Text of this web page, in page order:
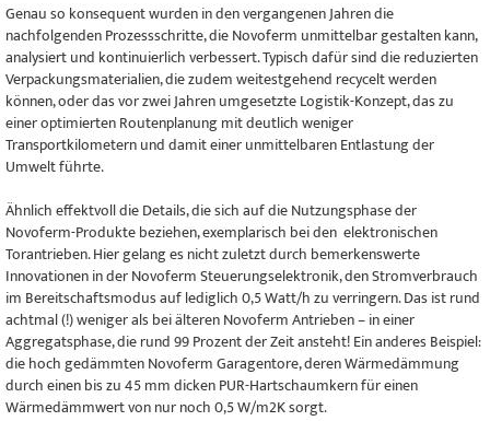
Genau so konsequent wurden in den vergangenen Jahren die
nachfolgenden Prozessschritte, die Novoferm unmittelbar gestalten kann,
analysiert und kontinuierlich verbessert. Typisch dafür sind die reduzierten
Verpackungsmaterialien, die zudem weitestgehend recycelt werden
können, oder das vor zwei Jahren umgesetzte Logistik-Konzept, das zu
einer optimierten Routenplanung mit deutlich weniger
Transportkilometern und damit einer unmittelbaren Entlastung der
Umwelt führte.
Ähnlich effektvoll die Details, die sich auf die Nutzungsphase der
Novoferm-Produkte beziehen, exemplarisch bei den elektronischen
Torantrieben. Hier gelang es nicht zuletzt durch bemerkenswerte
Innovationen in der Novoferm Steuerungselektronik, den Stromverbrauch
im Bereitschaftsmodus auf lediglich 0,5 Watt/h zu verringern. Das ist rund
achtmal (!) weniger als bei älteren Novoferm Antrieben – in einer
Aggregatsphase, die rund 99 Prozent der Zeit ansteht! Ein anderes Beispiel:
die hoch gedämmten Novoferm Garagentore, deren Wärmedämmung
durch einen bis zu 45 mm dicken PUR-Hartschaumkern für einen
Wärmedämmwert von nur noch 0,5 W/m2K sorgt.